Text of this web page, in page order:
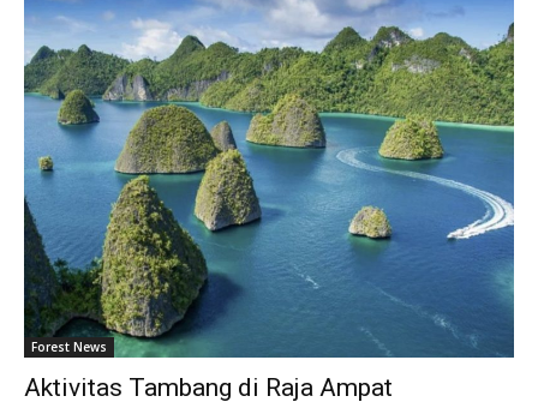
Forest News
Aktivitas Tambang di Raja Ampat